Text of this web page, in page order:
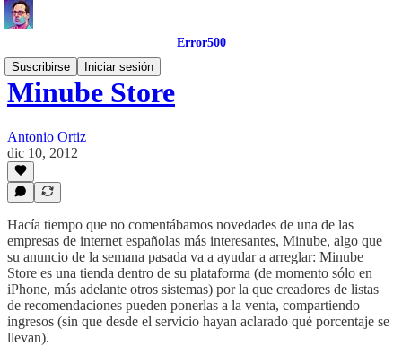
Error500
Suscribirse
Iniciar sesión
Minube Store
Antonio Ortiz
dic 10, 2012
Hacía tiempo que no comentábamos novedades de una de las
empresas de internet españolas más interesantes, Minube, algo que
su anuncio de la semana pasada va a ayudar a arreglar: Minube
Store es una tienda dentro de su plataforma (de momento sólo en
iPhone, más adelante otros sistemas) por la que creadores de listas
de recomendaciones pueden ponerlas a la venta, compartiendo
ingresos (sin que desde el servicio hayan aclarado qué porcentaje se
llevan).